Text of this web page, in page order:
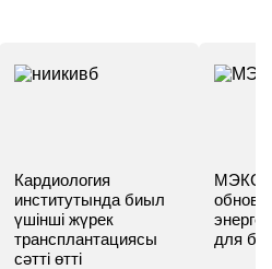
Кардиология
институтында биыл
үшінші жүрек
трансплантациясы
сәтті өтті
МЭКС -
для